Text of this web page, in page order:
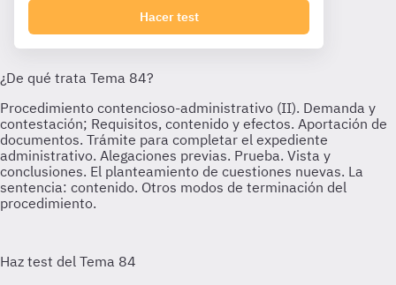
Hacer test